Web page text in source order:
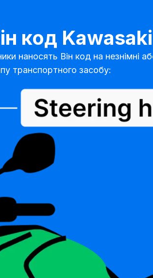
код
наносять Він код на незнімні
транспортного засобу: